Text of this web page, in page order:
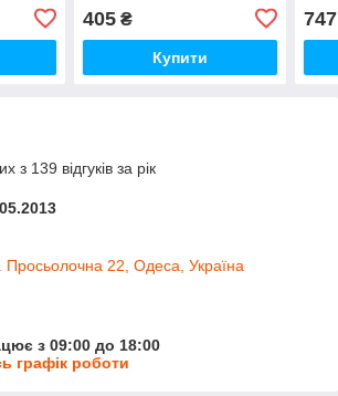
405₴
Купити
747
з 139 відгуків за рік
22, Одеса, Україна
з 09:00 до 18:00
графік роботи